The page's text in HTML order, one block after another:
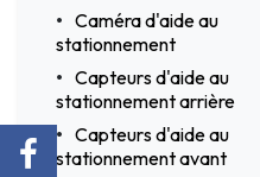
Caméra d'aide au
stationnement
Capteurs d'aide au
stationnement arrière
Capteurs d'aide au
stationnement avant